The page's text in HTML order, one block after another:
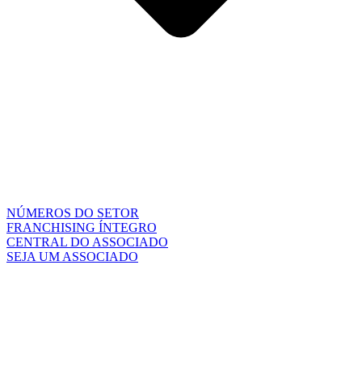
NÚMEROS DO SETOR
FRANCHISING ÍNTEGRO
CENTRAL DO ASSOCIADO
SEJA UM ASSOCIADO